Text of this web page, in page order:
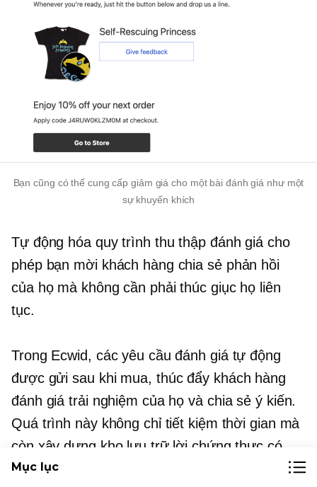
Bạn cũng có thể cung cấp giảm giá cho một bài đánh giá như một
sự khuyến khích
Tự động hóa quy trình thu thập đánh giá cho
phép bạn mời khách hàng chia sẻ phản hồi
của họ mà không cần phải thúc giục họ liên
tục.
Trong Ecwid, các yêu cầu đánh giá tự động
được gửisau khi mua, thúc đẩy khách hàng
đánh giá trải nghiệm của họ và chia sẻ ý kiến.
Quá trình này không chỉ tiết kiệm thời gian mà
còn xây dựng kho lưu trữ lời chứng thực có
thể ảnh hưởng đến người mua trong tương lai.
Mục lục